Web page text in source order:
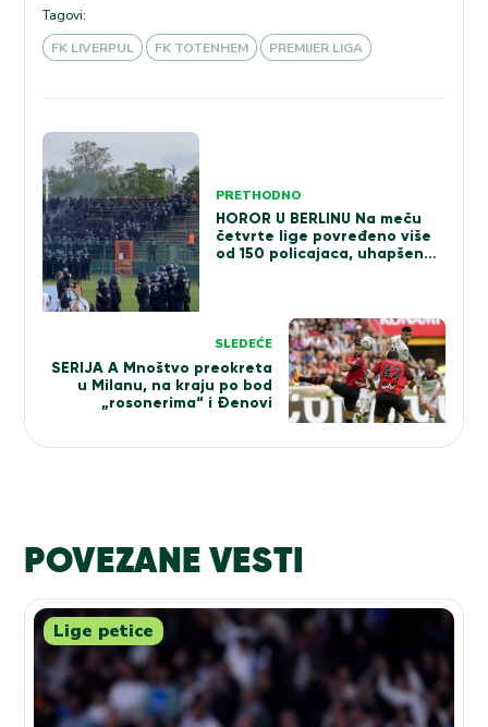
Tagovi:
FK LIVERPUL
FK TOTENHEM PREMIJER LIGA
Kretanje
članka
PRETHODNO
HOROR U BERLINU Na meču
četvrte lige povređeno više
od 150 policajaca, uhapšena
SLEDEĆE
SERIJA A Mnoštvo preokreta
u Milanu, na kraju po bod
„rosonerima“ i Đenovi
POVEZANE VESTI
Lige petice